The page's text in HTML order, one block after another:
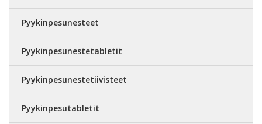
Pyykinpesunesteet
Pyykinpesunestetabletit
Pyykinpesunestetiivisteet
Pyykinpesutabletit